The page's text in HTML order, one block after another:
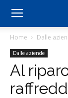
Home Dalle
Dalle aziende
Al